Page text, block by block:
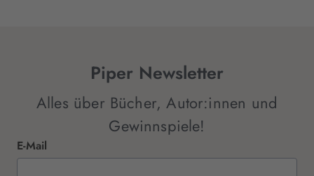
Piper Newsletter
Alles über Bücher, Autor:innen und
Gewinnspiele!
E-Mail